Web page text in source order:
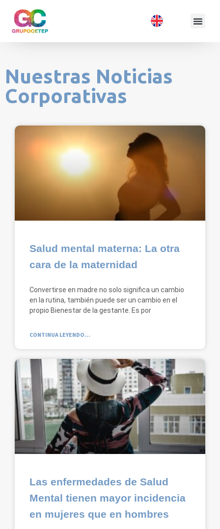
Nuestras Noticias
Corporativas
Salud mental materna: La otra
cara de la maternidad
Convertirse en madre no solo significa un cambio
en la rutina, también puede ser un cambio en el
propio Bienestar de la gestante. Es por
CONTINUA LEYENDO...
Las enfermedades de Salud
Mental tienen mayor incidencia
en mujeres que en hombres